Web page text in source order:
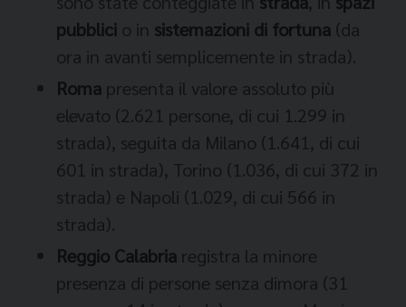
pubblici o in sistemazioni di fortuna (da
ora in avanti semplicemente in strada).
Roma presenta il valore assoluto più
elevato (2.621 persone, di cui 1.299 in
strada), seguita da Milano (1.641, di cui
601 in strada), Torino (1.036, di cui 372 in
strada) e Napoli (1.029, di cui 566 in
strada).
Reggio Calabria registra la minore
presenza di persone senza dimora (31